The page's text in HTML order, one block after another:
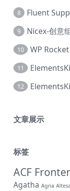
8
9 Nicex-创意
10
11
12
文章展示
标签
ACF
Agatha Agria Altesa